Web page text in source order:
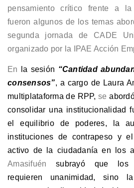
pensamiento crítico frente a la
fueron algunos de los temas
segunda jornada de CADE
organizado por la IPAE Acción
En la sesión “Cantidad
consensos”, a cargo de Laura
multiplataforma de RPP, se
consolidar una institucionalidad
el equilibrio de poderes, la
instituciones de contrapeso y
activo de la ciudadanía en los
Amasifuén subrayó que los
requieren unanimidad, sino